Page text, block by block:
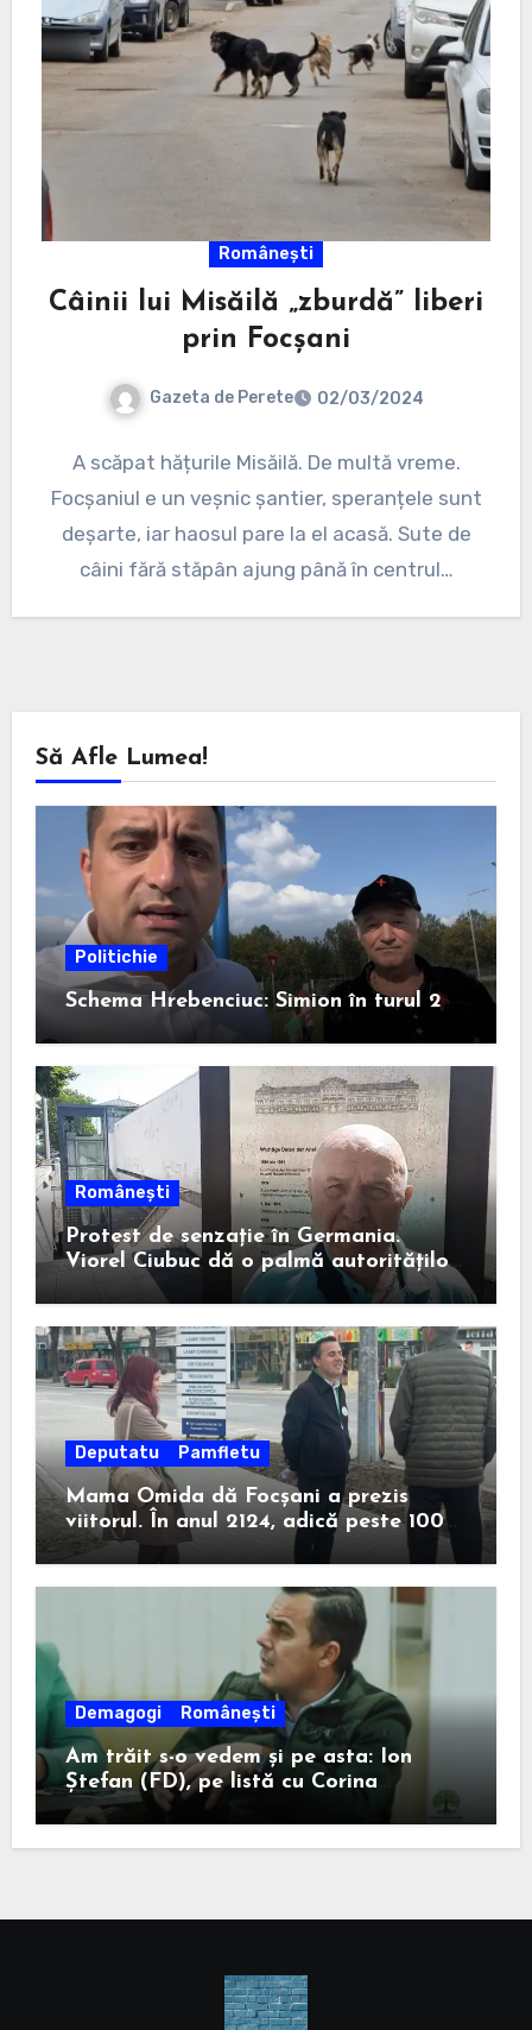
Românești
Câinii lui Misăilă „zburdă” liberi
prin Focșani
Gazeta de Perete 02/03/2024
A scăpat hățurile Misăilă. De multă vreme.
Focșaniul e un veșnic șantier, speranțele sunt
deșarte, iar haosul pare la el acasă. Sute de
câini fără stăpân ajung până în centrul…
Să Afle Lumea!
Politichie
Schema Hrebenciuc: Simion în turul 2
Românești
Protest de senzație în Germania.
Viorel Ciubuc dă o palmă autorităților
din România. Bravo, domnule inginer!
Deputatu Pamfletu
Mama Omida dă Focșani a prezis
viitorul. În anul 2124, adică peste 100
de ani, un anume Ion Ștefan va câștiga
Demagogi Românești
Am trăit s-o vedem și pe asta: Ion
Ștefan (FD), pe listă cu Corina
Atanasiu (USR), cea care l-a ajutat pe